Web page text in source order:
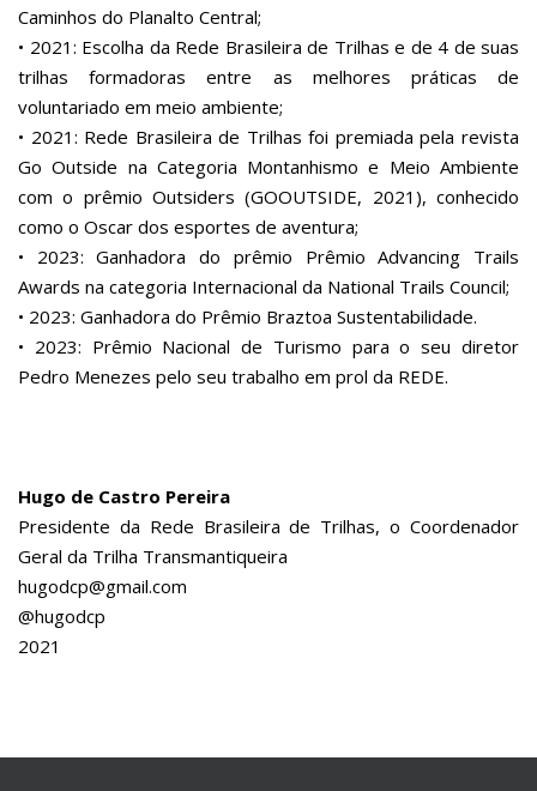
Caminhos do Planalto Central;
• 2021: Escolha da Rede Brasileira de Trilhas e de 4 de suas
trilhas formadoras entre as melhores práticas de
voluntariado em meio ambiente;
• 2021: Rede Brasileira de Trilhas foi premiada pela revista
Go Outside na Categoria Montanhismo e Meio Ambiente
com o prêmio Outsiders (GOOUTSIDE, 2021), conhecido
como o Oscar dos esportes de aventura;
• 2023: Ganhadora do prêmio Prêmio Advancing Trails
Awards na categoria Internacional da National Trails Council;
• 2023: Ganhadora do Prêmio Braztoa Sustentabilidade.
• 2023: Prêmio Nacional de Turismo para o seu diretor
Pedro Menezes pelo seu trabalho em prol da REDE.
Hugo de Castro Pereira
Presidente da Rede Brasileira de Trilhas, o Coordenador
Geral da Trilha Transmantiqueira
hugodcp@gmail.com
@hugodcp
2021